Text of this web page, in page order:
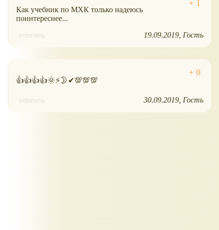
Как учебник по МХК только надеюсь
поинтереснее...
ответить 19.09.2019 Гость
👍👍👍👍🌞⚡🌛✔💯💯💯
ответить 30.09.2019 Гость